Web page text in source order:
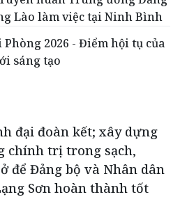
Lào làm việc tại Ninh Bình
Phòng 2026 - Điểm hội tụ của
sáng tạo
đại đoàn kết; xây dựng
chính trị trong sạch,
để Đảng bộ và Nhân dân
Sơn hoàn thành tốt